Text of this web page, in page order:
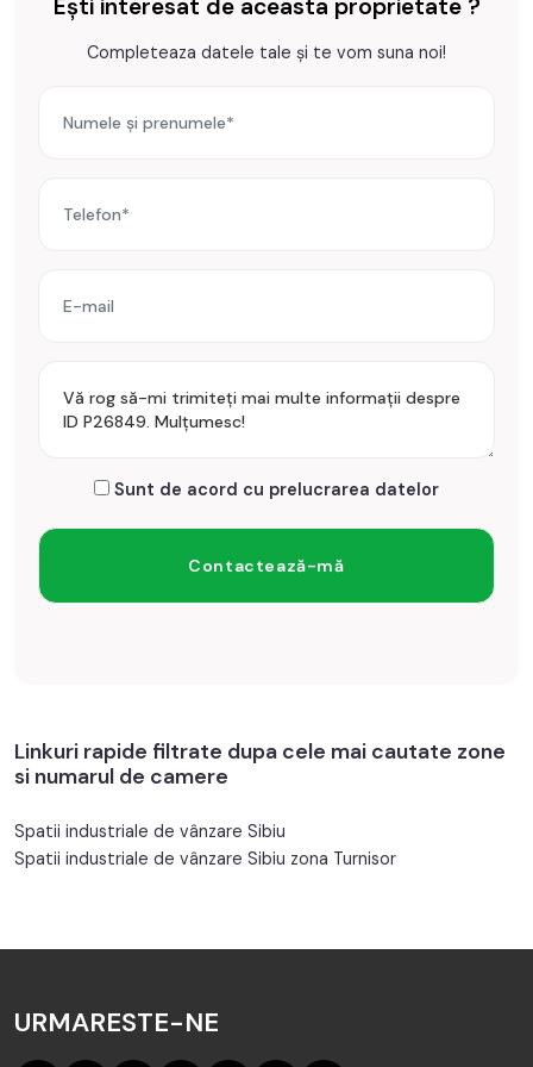
Ești interesat de aceasta proprietate ?
Completeaza datele tale și te vom suna noi!
Sunt de acord cu prelucrarea datelor
Linkuri rapide filtrate dupa cele mai cautate zone
si numarul de camere
Spatii industriale de vânzare Sibiu
Spatii industriale de vânzare Sibiu zona Turnisor
URMARESTE-NE